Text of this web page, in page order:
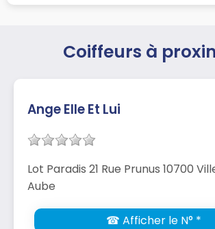
Coiffeurs à
Ange Elle Et Lui
Lot Paradis 21 Rue Prunus 10700
Aube
☎ Afficher le N° *